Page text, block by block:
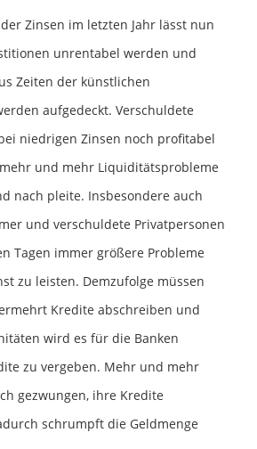
Zinsen im letzten Jahr lässt nun
unrentabel werden und
Zeiten der künstlichen
aufgedeckt. Verschuldete
niedrigen Zinsen noch profitabel
und mehr Liquiditätsprobleme
nach pleite. Insbesondere auch
und verschuldete Privatpersonen
Tagen immer größere Probleme
zu leisten. Demzufolge müssen
Kredite abschreiben und
wird es für die Banken
zu vergeben. Mehr und mehr
gezwungen, ihre Kredite
schrumpft die Geldmenge